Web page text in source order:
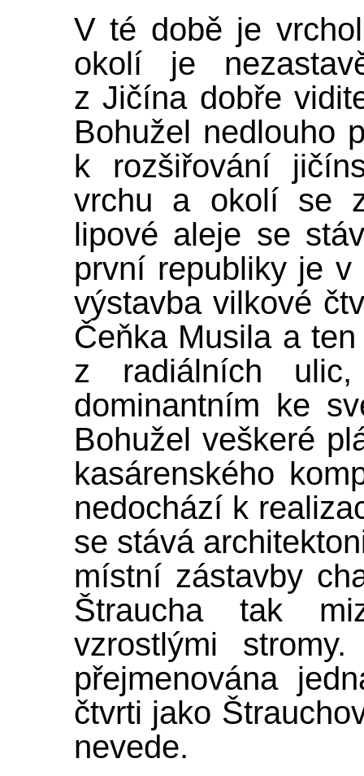
V té době je
okolí je
z Jičína dobře
Bohužel nedlouho
k rozšiřování
vrchu a okolí se
lipové aleje se
první republiky je
výstavba vilkové
Čeňka Musila a
z radiálních
dominantním ke
Bohužel veškeré
kasárenského
nedochází k
se stává
místní zástavby
Štraucha tak
vzrostlými
přejmenována
čtvrti jako
nevede.